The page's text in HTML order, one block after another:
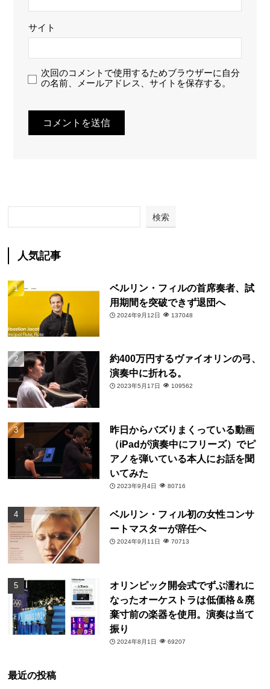
サイト
次回のコメントで使用するためブラウザーに自分
の名前、メールアドレス、サイトを保存する。
検索
人気記事
ベルリン・フィルの首席奏者、試
用期間を突破できず退団へ
2024年9月12日 137048
約400万円するヴァイオリンの弓、
演奏中に折れる。
2023年5月17日 109562
昨日からバズりまくっている動画
（iPadが演奏中にフリーズ）でピ
アノを弾いている本人にお話を聞
いてみた
2023年9月4日 80716
ベルリン・フィル初の女性コンサ
ートマスターが辞任へ
2024年9月11日 70713
オリンピック開会式でずぶ濡れに
なったオーケストラは低価格＆廃
棄寸前の楽器を使用。演奏は当て
振り
2024年8月1日 69207
最近の投稿